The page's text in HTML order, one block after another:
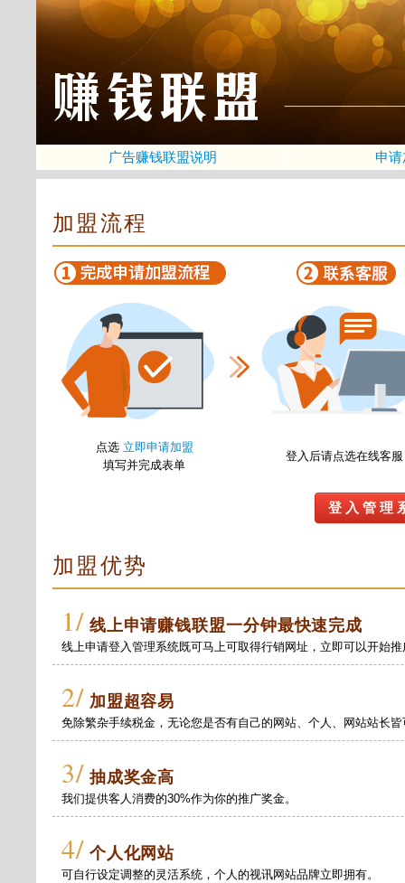
广告赚钱联盟说明 申
加盟流程
点选 立即申请加盟
填写并完成表单
登入后请点选在线客服
登 入 管 理
加盟优势
1/ 线上申请赚钱联盟一分钟最快速完成
线上申请登入管理系统既可马上可取得行销网址，立即可以开始
2/ 加盟超容易
免除繁杂手续税金，无论您是否有自己的网站、个人、网站站长
3/ 抽成奖金高
我们提供客人消费的30%作为你的推广奖金。
4/ 个人化网站
可自行设定调整的灵活系统，个人的视讯网站品牌立即拥有。